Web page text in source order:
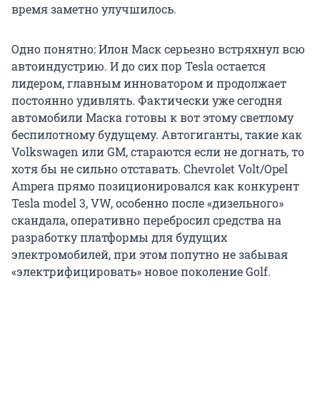
время заметно улучшилось.
Одно понятно: Илон Маск серьезно встряхнул всю
автоиндустрию. И до сих пор Tesla остается
лидером, главным инноватором и продолжает
постоянно удивлять. Фактически уже сегодня
автомобили Маска готовы к вот этому светлому
беспилотному будущему. Автогиганты, такие как
Volkswagen или GM, стараются если не догнать, то
хотя бы не сильно отставать. Chevrolet Volt/Opel
Ampera прямо позиционировался как конкурент
Tesla model 3, VW, особенно после «дизельного»
скандала, оперативно перебросил средства на
разработку платформы для будущих
электромобилей, при этом попутно не забывая
«электрифицировать» новое поколение Golf.